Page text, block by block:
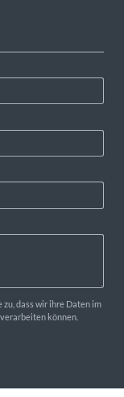
dass wir ihre Daten im
können.